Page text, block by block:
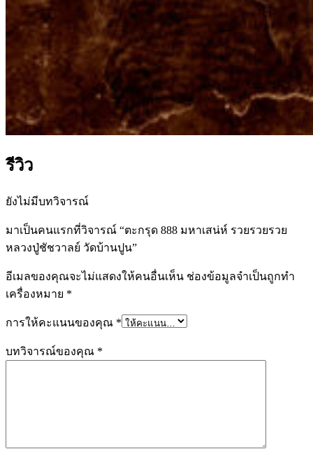
รีวิว
ยังไม่มีบทวิจารณ์
มาเป็นคนแรกที่วิจารณ์ “ตะกรุด 888 มหาเสน่ห์ รวยรวยรวย
หลวงปู่ชัชวาลย์ วัดบ้านปูน”
อีเมลของคุณจะไม่แสดงให้คนอื่นเห็น ช่องข้อมูลจำเป็นถูกทำ
เครื่องหมาย *
การให้คะแนนของคุณ *
บทวิจารณ์ของคุณ *